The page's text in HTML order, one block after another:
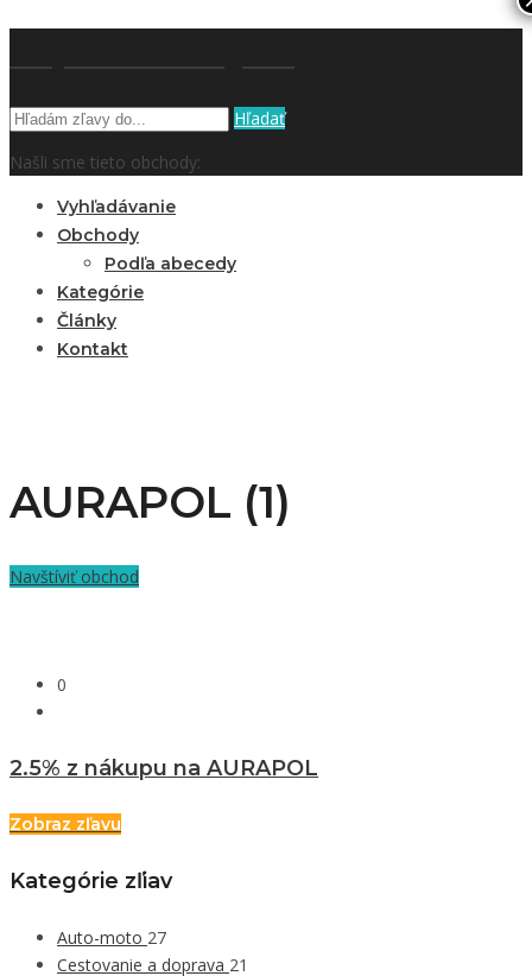
Hľadať
Našli sme tieto obchody:
Vyhľadávanie
Obchody
Podľa abecedy
Kategórie
Články
Kontakt
AURAPOL (1)
Navštíviť obchod
0
2.5% z nákupu na AURAPOL
Zobraz zľavu
Kategórie zľiav
Auto-moto 27
Cestovanie a doprava 21